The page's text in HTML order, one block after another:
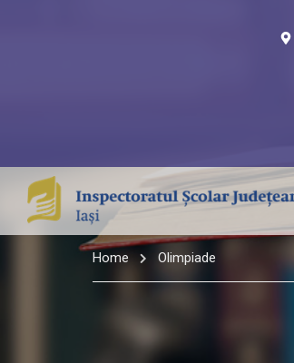
Home Olimpiade